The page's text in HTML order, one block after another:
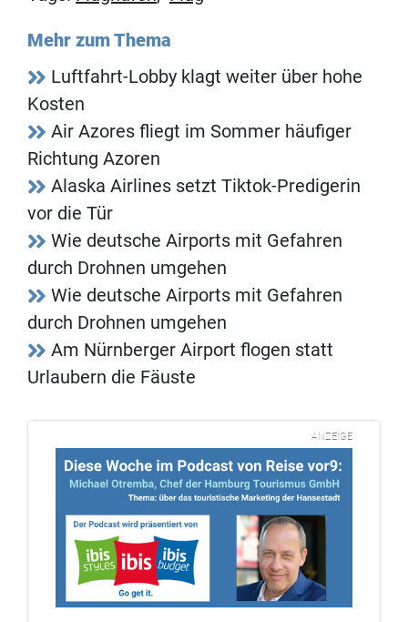
Mehr zum Thema
Luftfahrt-Lobby klagt weiter über hohe
Kosten
Air Azores fliegt im Sommer häufiger
Richtung Azoren
Alaska Airlines setzt Tiktok-Predigerin
vor die Tür
Wie deutsche Airports mit Gefahren
durch Drohnen umgehen
Wie deutsche Airports mit Gefahren
durch Drohnen umgehen
Am Nürnberger Airport flogen statt
Urlaubern die Fäuste
ANZEIGE